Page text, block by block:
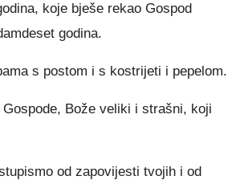
koje bješe rekao Gospod
godina.
s postom i s kostrijeti i pepelom.
Bože veliki i strašni, koji
od zapovijesti tvojih i od